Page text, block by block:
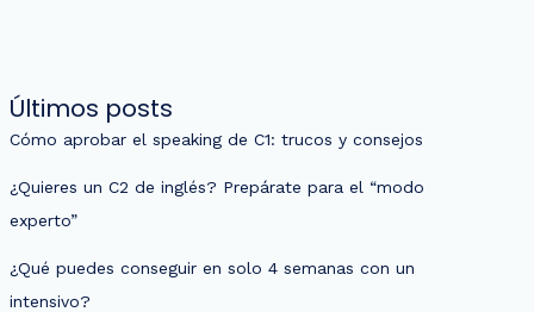
Últimos posts
Cómo aprobar el speaking de C1: trucos y consejos
¿Quieres un C2 de inglés? Prepárate para el “modo
experto”
¿Qué puedes conseguir en solo 4 semanas con un
intensivo?